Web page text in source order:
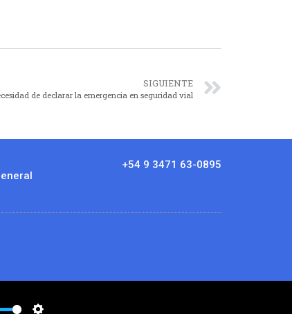
SIGUIENTE
de declarar la emergencia en seguridad vial
+54 9 3471 63-0895